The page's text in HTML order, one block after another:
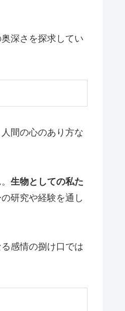
深さを探求してい
間の心のあり方な
生物としての私た
研究や経験を通し
感情の捌け口では